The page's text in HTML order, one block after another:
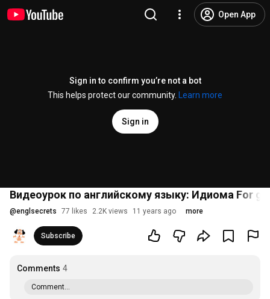
Open App
Sign in to confirm you’re not a bot
This helps protect our community.
Learn more
Sign in
Видеоурок по английскому языку: Идиома For
@englsecrets 77 likes 2.2K views 11 years ago more
Subscribe
Comments 4
Comment...